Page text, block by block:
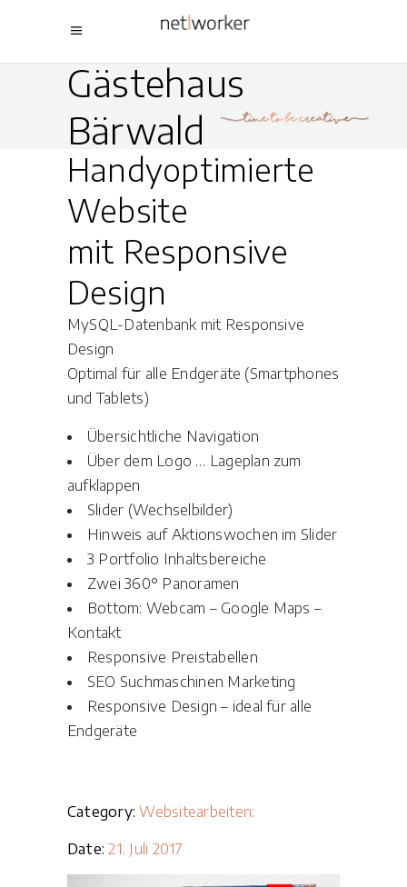
Gästehaus
Bärwald
Handyoptimierte
Website
mit Responsive
Design
MySQL-Datenbank mit Responsive
Design
Optimal für alle Endgeräte (Smartphones
und Tablets)
Übersichtliche Navigation
Über dem Logo … Lageplan zum
aufklappen
Slider (Wechselbilder)
Hinweis auf Aktionswochen im Slider
3 Portfolio Inhaltsbereiche
Zwei 360° Panoramen
Bottom: Webcam – Google Maps –
Kontakt
Responsive Preistabellen
SEO Suchmaschinen Marketing
Responsive Design – ideal für alle
Endgeräte
Category: Websitearbeiten:
Date: 21. Juli 2017